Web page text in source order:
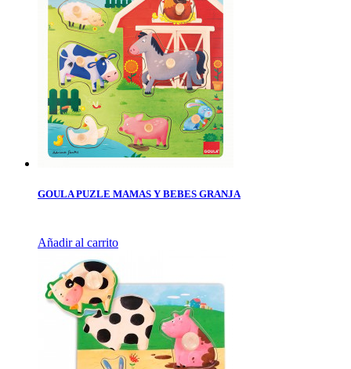
GOULA PUZLE MAMAS Y BEBES GRANJA
Añadir al carrito